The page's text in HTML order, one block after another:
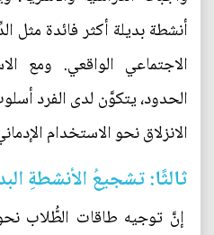
أنشطة بديلة أكثر فائدة مثل
الاجتماعي الواقعي. ومع
الحدود، يتكوَّن لدى الفرد
الانزلاق نحو الاستخدام
ثالثًا: تشجيعُ الأنشطةِ
إنَّ توجيه طاقات الطُّلاب